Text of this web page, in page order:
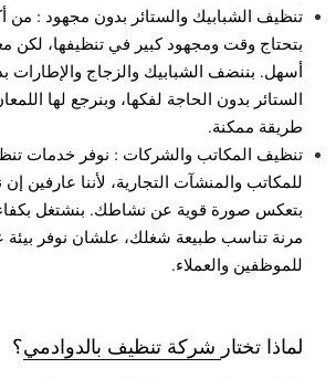
تنظيف الشبابيك والستائر بدون مجهود : من
بتحتاج وقت ومجهود كبير في تنظيفها، لكن
أسهل. بننضف الشبابيك والزجاج والإطارات
الستائر بدون الحاجة لفكها، وبنرجع لها
طريقة ممكنة.
تنظيف المكاتب والشركات : نوفر خدمات
للمكاتب والمنشآت التجارية، لأننا عارفين
بتعكس صورة قوية عن نشاطك. بنشتغل
مرنة تناسب طبيعة شغلك، علشان نوفر
للموظفين والعملاء.
لماذا تختار شركة تنظيف بالدوادمي؟